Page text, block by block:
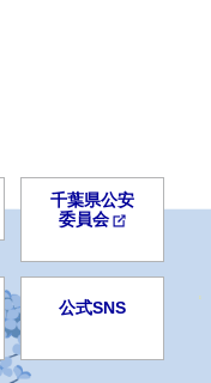
千葉県公安
委員会
公式SNS